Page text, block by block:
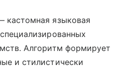
кастомная языковая
Алгоритм формирует
и стилистически